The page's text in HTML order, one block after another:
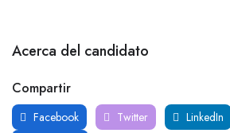
Acerca del candidato
Compartir
Facebook Twitter LinkedIn